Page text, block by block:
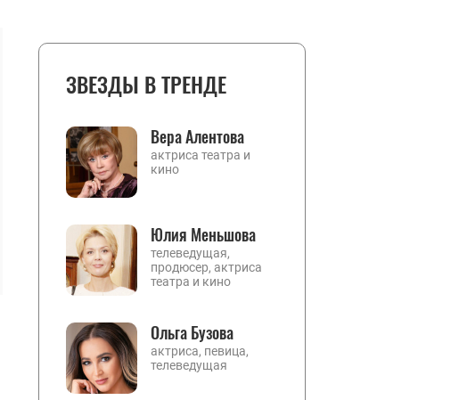
ЗВЕЗДЫ В ТРЕНДЕ
Вера Алентова
актриса театра и
кино
Юлия Меньшова
телеведущая,
продюсер, актриса
театра и кино
Ольга Бузова
актриса, певица,
телеведущая